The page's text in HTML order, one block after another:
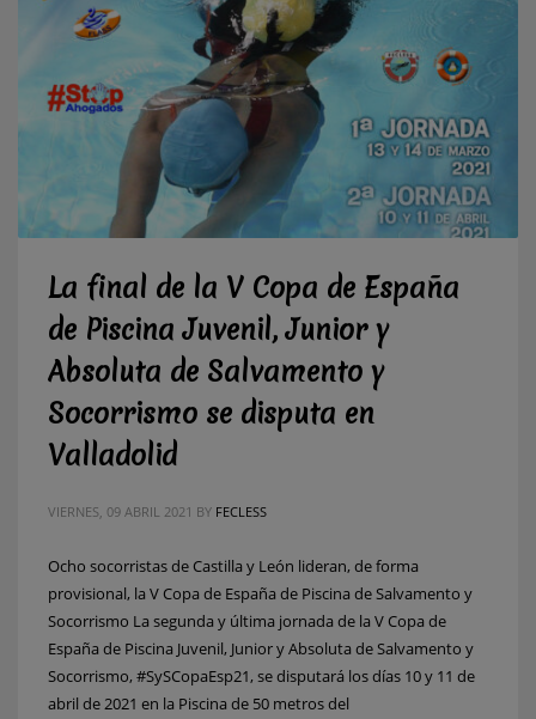
La final de la V Copa de España
de Piscina Juvenil, Junior y
Absoluta de Salvamento y
Socorrismo se disputa en
Valladolid
VIERNES, 09 ABRIL 2021 BY FECLESS
Ocho socorristas de Castilla y León lideran, de forma
provisional, la V Copa de España de Piscina de Salvamento y
Socorrismo La segunda y última jornada de la V Copa de
España de Piscina Juvenil, Junior y Absoluta de Salvamento y
Socorrismo, #SySCopaEsp21, se disputará los días 10 y 11 de
abril de 2021 en la Piscina de 50 metros del